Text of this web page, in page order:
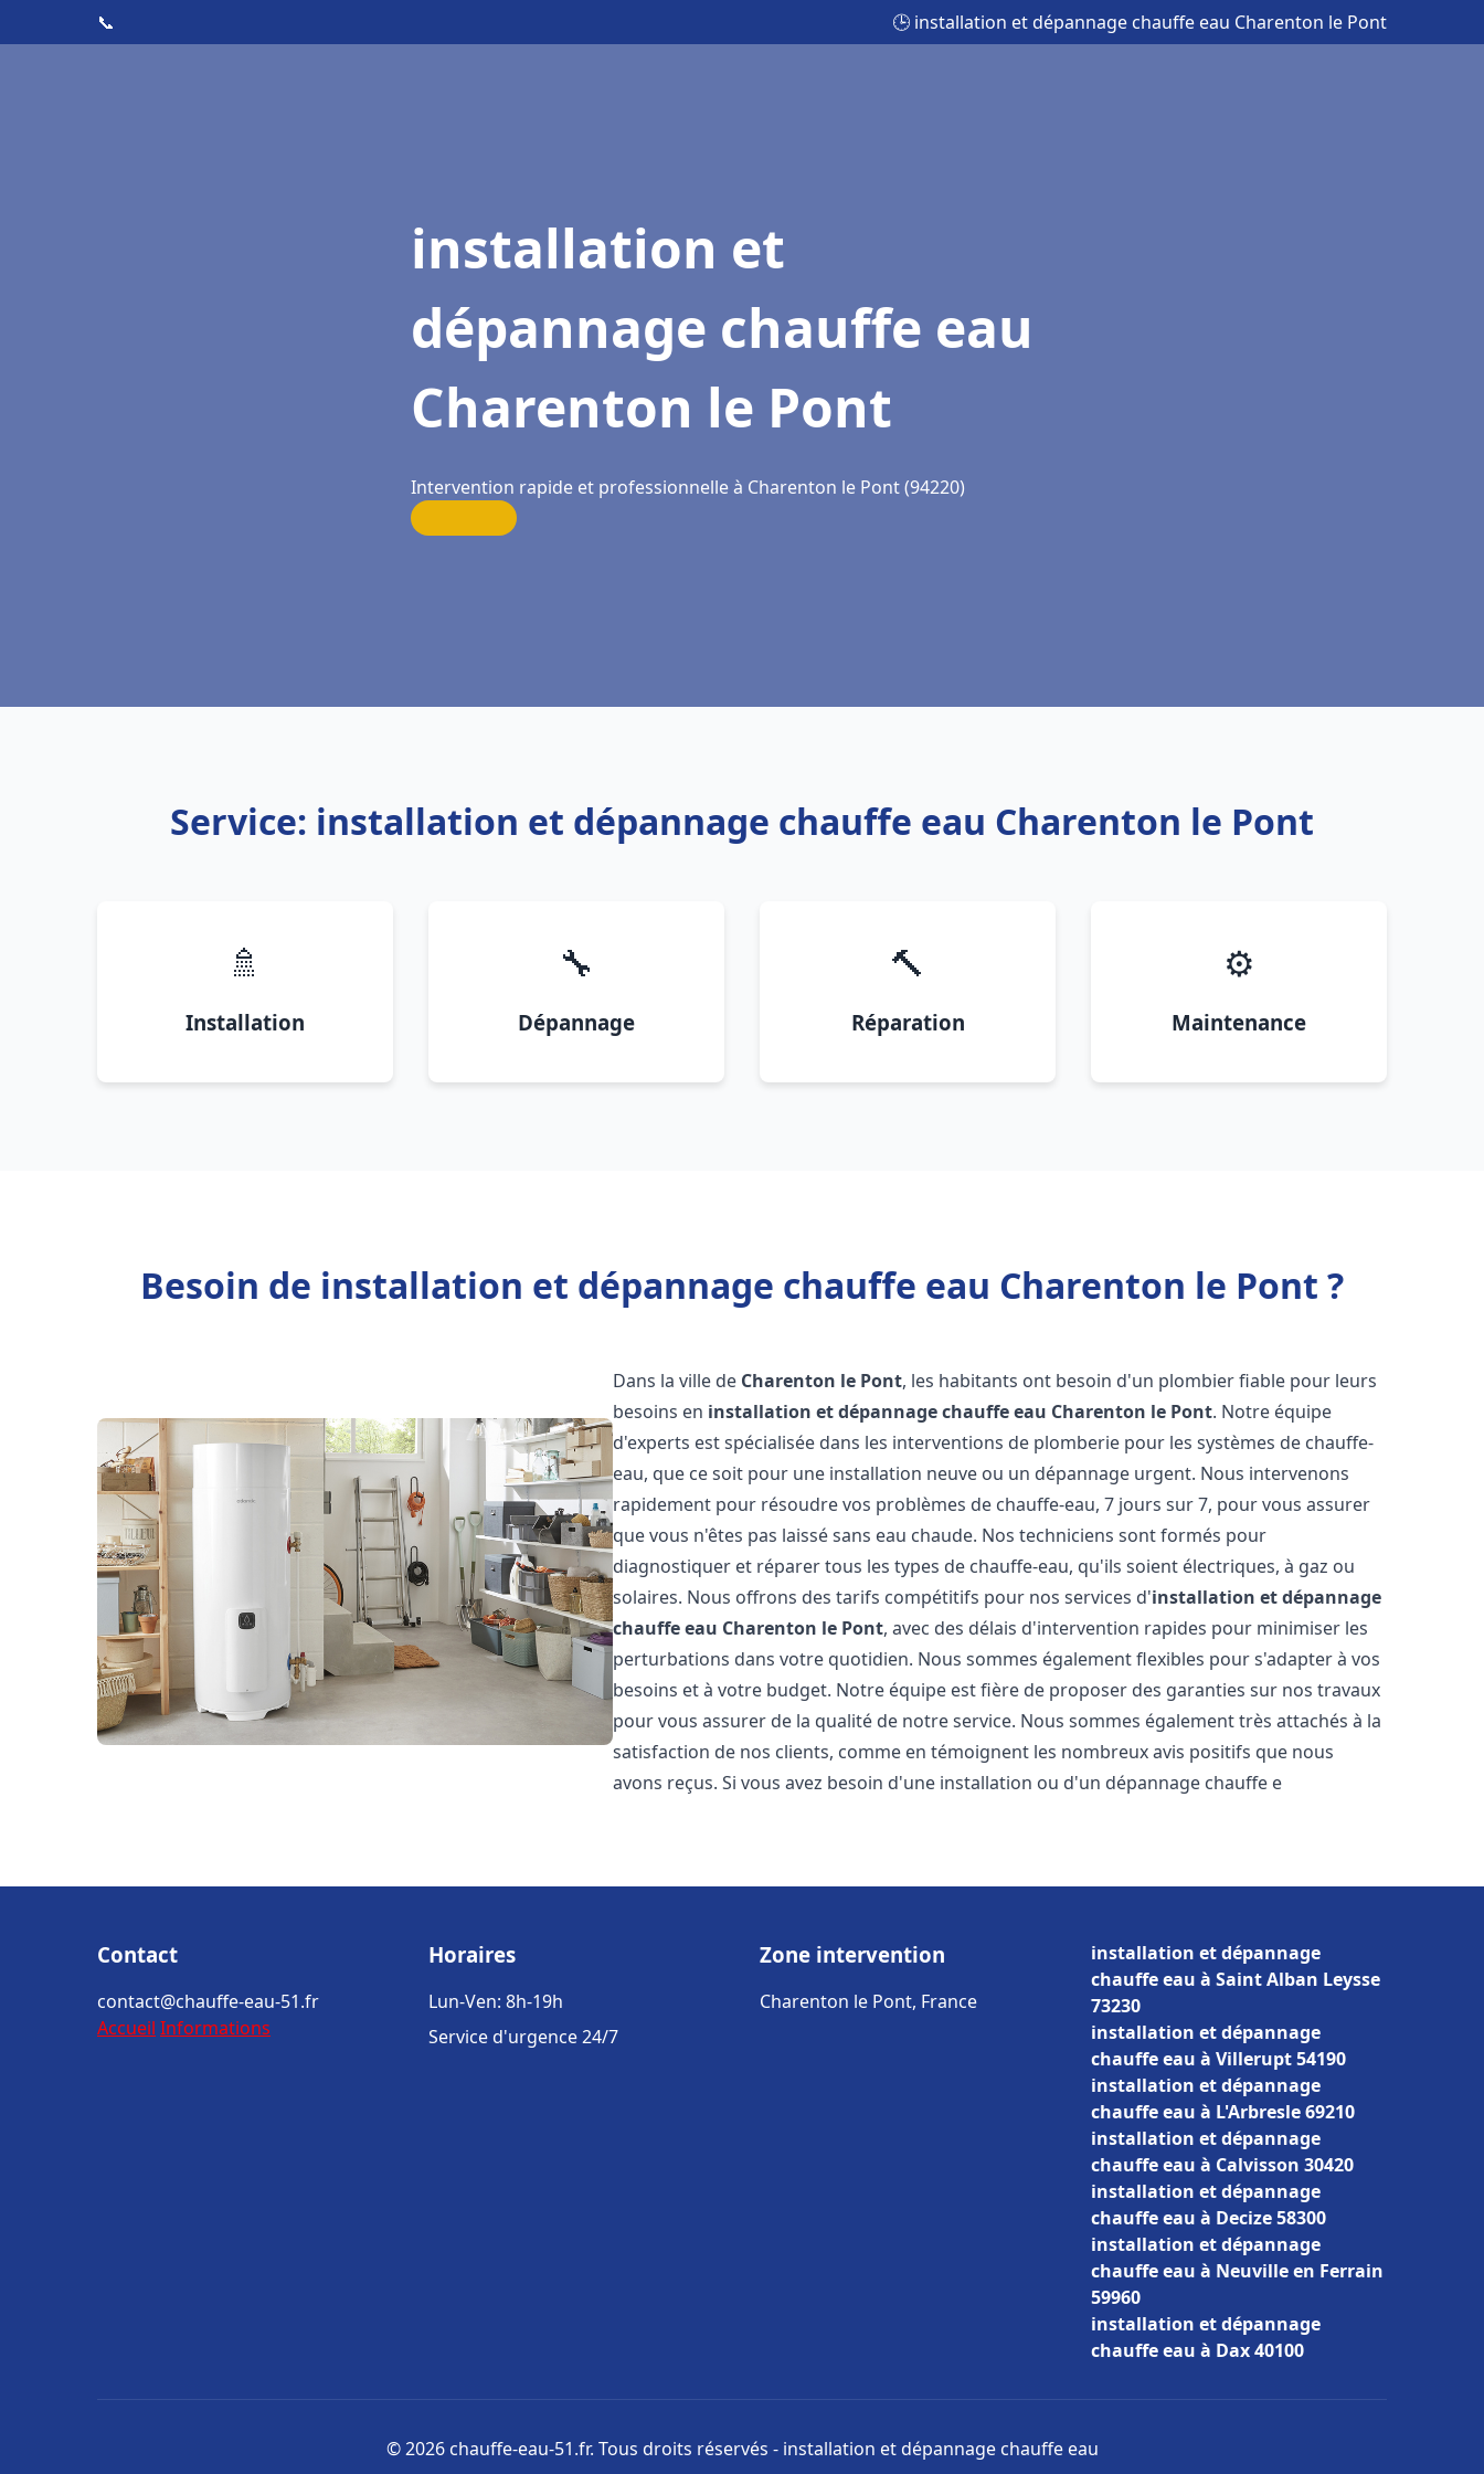
📞 🕒 installation et dépannage chauffe eau Charenton le Pont
installation et
dépannage chauffe eau
Charenton le Pont
Intervention rapide et professionnelle à Charenton le Pont (94220)
Service: installation et dépannage chauffe eau Charenton le Pont
🚿
Installation
🔧
Dépannage
🔨
Réparation
⚙️
Maintenance
Besoin de installation et dépannage chauffe eau Charenton le Pont ?
Dans la ville de Charenton le Pont, les habitants ont besoin d'un plombier fiable pour leurs
besoins en installation et dépannage chauffe eau Charenton le Pont. Notre équipe
d'experts est spécialisée dans les interventions de plomberie pour les systèmes de chauffe-
eau, que ce soit pour une installation neuve ou un dépannage urgent. Nous intervenons
rapidement pour résoudre vos problèmes de chauffe-eau, 7 jours sur 7, pour vous assurer
que vous n'êtes pas laissé sans eau chaude. Nos techniciens sont formés pour
diagnostiquer et réparer tous les types de chauffe-eau, qu'ils soient électriques, à gaz ou
solaires. Nous offrons des tarifs compétitifs pour nos services d'installation et dépannage
chauffe eau Charenton le Pont, avec des délais d'intervention rapides pour minimiser les
perturbations dans votre quotidien. Nous sommes également flexibles pour s'adapter à vos
besoins et à votre budget. Notre équipe est fière de proposer des garanties sur nos travaux
pour vous assurer de la qualité de notre service. Nous sommes également très attachés à la
satisfaction de nos clients, comme en témoignent les nombreux avis positifs que nous
avons reçus. Si vous avez besoin d'une installation ou d'un dépannage chauffe e
Contact
contact@chauffe-eau-51.fr
Accueil Informations
Horaires
Lun-Ven: 8h-19h
Service d'urgence 24/7
Zone intervention
Charenton le Pont, France
installation et dépannage
chauffe eau à Saint Alban Leysse
73230
installation et dépannage
chauffe eau à Villerupt 54190
installation et dépannage
chauffe eau à L'Arbresle 69210
installation et dépannage
chauffe eau à Calvisson 30420
installation et dépannage
chauffe eau à Decize 58300
installation et dépannage
chauffe eau à Neuville en Ferrain
59960
installation et dépannage
chauffe eau à Dax 40100
© 2026 chauffe-eau-51.fr. Tous droits réservés - installation et dépannage chauffe eau